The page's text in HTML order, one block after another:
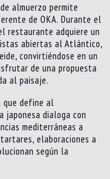
almuerzo permite
de OKA. Durante el
restaurante adquiere un
abiertas al Atlántico,
convirtiéndose en un
de una propuesta
al paisaje.
que define al
japonesa dialoga con
mediterráneas a
elaboraciones a
según la